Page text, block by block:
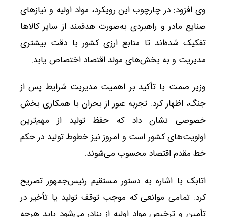
وی افزود: در چارچوب این رویکرد، مواد اولیه و نیازهای
صنایع مادر و راهبردی به‌صورت هدفمند از سایر کالاها
تفکیک شده‌اند تا منابع ارزی کشور با دقت بیشتری
مدیریت و به بخش‌های مولد اقتصاد اختصاص یابد.
وزیر صمت با تأکید بر اهمیت مدیریت شرایط پس از
جنگ، اظهار کرد: تجربه عبور از بحران با همکاری بخش
خصوصی نشان داد که حفظ تولید از مهم‌ترین
اولویت‌های کشور است و امروز نیز خطوط تولید در حکم
خط مقدم اقتصاد محسوب می‌شوند.
اتابک با اشاره به دستور مستقیم رئیس‌جمهور تصریح
کرد: تمامی موانعی که موجب توقف تولید یا تأخیر در